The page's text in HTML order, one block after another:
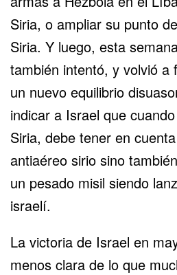
Siria, o ampliar su punto
Siria. Y luego, esta
también intentó, y volvió a
un nuevo equilibrio
indicar a Israel que
Siria, debe tener en
antiaéreo sirio sino
un pesado misil siendo
israelí.
La victoria de Israel en
menos clara de lo que